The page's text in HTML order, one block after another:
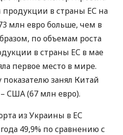
продукции в страны ЕС на
млн евро больше, чем в
по объемам роста
в страны ЕС в мае
первое место в мире.
занял Китай
США(67 млн ​​евро).
из Украины в ЕС
49,9% по сравнению с